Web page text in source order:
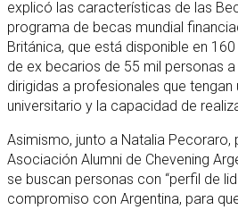
explicó las características de las
programa de becas mundial
Británica, que está disponible en
de ex becarios de 55 mil personas a
dirigidas a profesionales que tengan
universitario y la capacidad de
Asimismo, junto a Natalia Pecoraro,
Asociación Alumni de Chevening
se buscan personas con “perfil de
compromiso con Argentina, para